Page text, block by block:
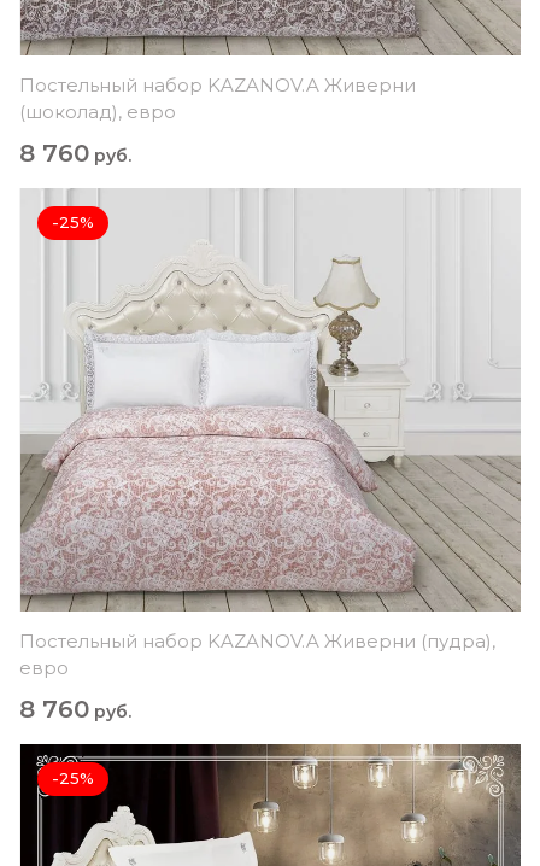
Постельный набор KAZANOV.A Живерни
(шоколад), евро
8 760 руб.
-25%
Постельный набор KAZANOV.A Живерни (пудра),
евро
8 760 руб.
-25%